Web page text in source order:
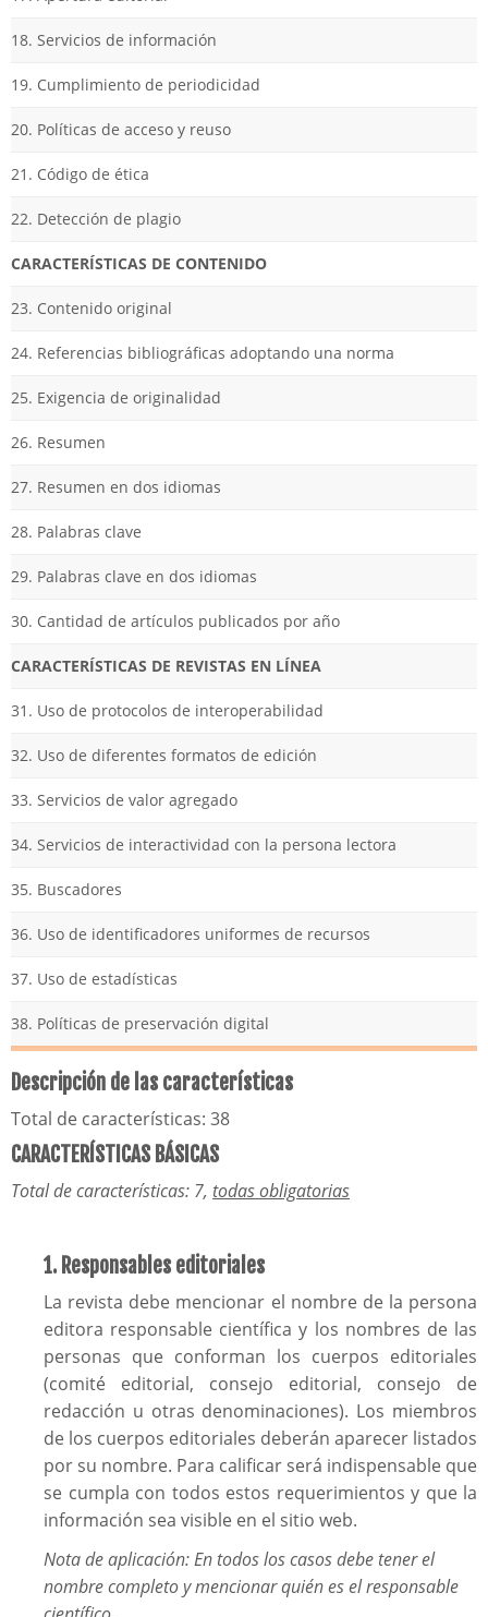
18. Servicios de información
19. Cumplimiento de periodicidad
20. Políticas de acceso y reuso
21. Código de ética
22. Detección de plagio
CARACTERÍSTICAS DE CONTENIDO
23. Contenido original
24. Referencias bibliográficas adoptando una norma
25. Exigencia de originalidad
26. Resumen
27. Resumen en dos idiomas
28. Palabras clave
29. Palabras clave en dos idiomas
30. Cantidad de artículos publicados por año
CARACTERÍSTICAS DE REVISTAS EN LÍNEA
31. Uso de protocolos de interoperabilidad
32. Uso de diferentes formatos de edición
33. Servicios de valor agregado
34. Servicios de interactividad con la persona lectora
35. Buscadores
36. Uso de identificadores uniformes de recursos
37. Uso de estadísticas
38. Políticas de preservación digital
Descripción de las características
Total de características: 38
CARACTERÍSTICAS BÁSICAS
Total de características: 7, todas obligatorias
1. Responsables editoriales
La revista debe mencionar el nombre de la persona
editora responsable científica y los nombres de las
personas que conforman los cuerpos editoriales
(comité editorial, consejo editorial, consejo de
redacción u otras denominaciones). Los miembros
de los cuerpos editoriales deberán aparecer listados
por su nombre. Para calificar será indispensable que
se cumpla con todos estos requerimientos y que la
información sea visible en el sitio web.
Nota de aplicación: En todos los casos debe tener el
nombre completo y mencionar quién es el responsable